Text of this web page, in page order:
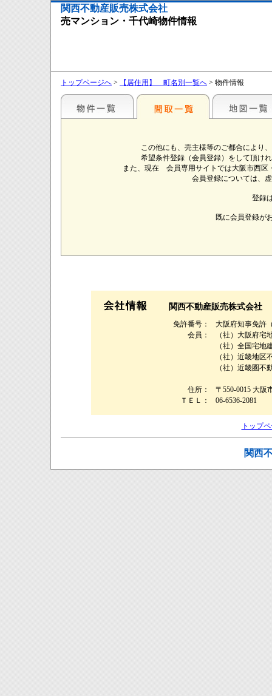
関西不動産販売株式会社
売マンション・千代崎物件情報
トップページへ > 【居住用】 町名別一覧へ > 物件情報
この他にも、売主様等のご都合により
希望条件登録（会員登録）をして頂け
また、現在 会員専用サイトでは大阪市西
会員登録については、
登録
既に会員登録が
関西不動産販売株式会社
免許番号：
大阪府知事免許
会員：
（社）大阪府宅
（社）全国宅地
（社）近畿地区
（社）近畿圏不
住所：
〒550-0015 大阪
ＴＥＬ：
06-6536-2081
トップ
関西